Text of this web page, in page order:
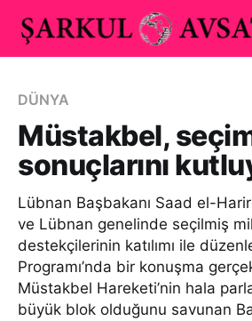
DÜNYA
Müstakbel,
sonuçlarını
Lübnan Başbakanı Saad el-
ve Lübnan genelinde seçilmiş
destekçilerinin katılımı ile
Programı’nda bir konuşma
Müstakbel Hareketi’nin hala
büyük blok olduğunu savunan